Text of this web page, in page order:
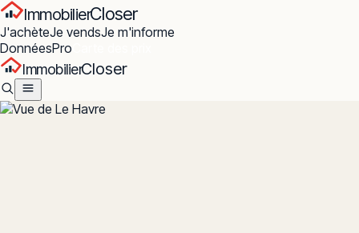
ImmobilierCloser
J'achèteJe vendsJe m'informe
DonnéesPro
ImmobilierCloser